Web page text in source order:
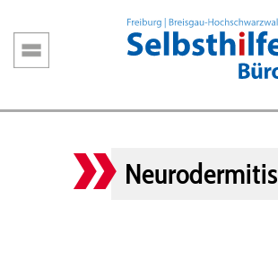
zum
Inhalt
Hauptnavigation
Neurodermitis